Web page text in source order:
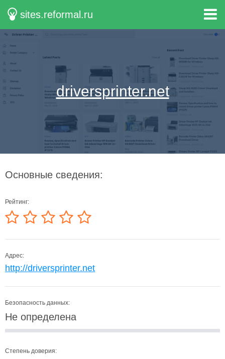
sites.reformal.ru
driversprinter.net
Основные сведения:
Рейтинг:
Адрес:
http://driversprinter.net
Безопасность данных:
Не определена
Степень доверия: